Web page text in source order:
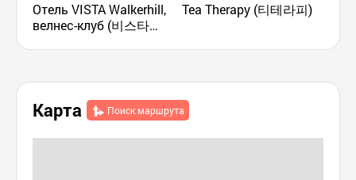
Отель VISTA Walkerhill,
велнес-клуб (비스타
Tea Therapy (티테라피)
Карта Поиск маршрута